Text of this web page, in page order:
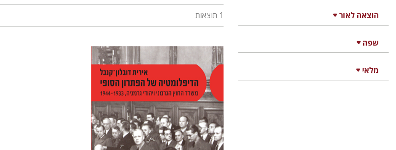
הוצאה לאור
שפה
מלאי
1 תוצאות
אירית דובלון-קנבל